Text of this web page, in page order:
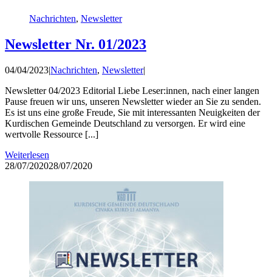
Nachrichten, Newsletter
Newsletter Nr. 01/2023
04/04/2023|Nachrichten, Newsletter|
Newsletter 04/2023 Editorial Liebe Leser:innen, nach einer langen
Pause freuen wir uns, unseren Newsletter wieder an Sie zu senden.
Es ist uns eine große Freude, Sie mit interessanten Neuigkeiten der
Kurdischen Gemeinde Deutschland zu versorgen. Er wird eine
wertvolle Ressource [...]
Weiterlesen
28/07/202028/07/2020